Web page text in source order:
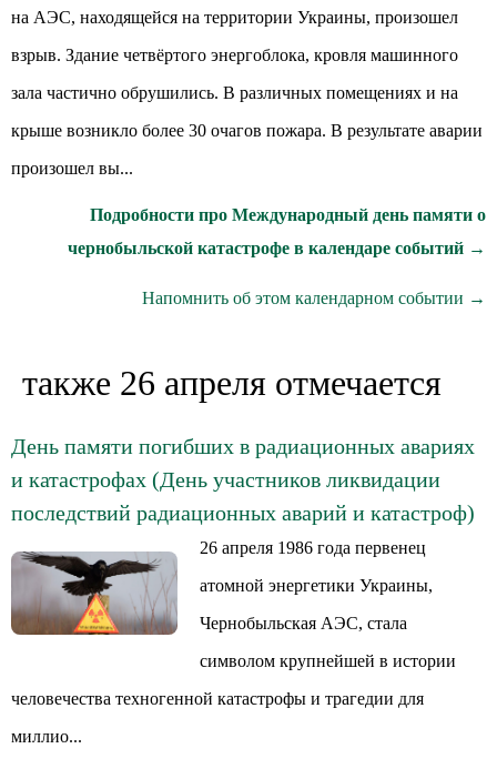
на АЭС, находящейся на территории Украины, произошел
взрыв. Здание четвёртого энергоблока, кровля машинного
зала частично обрушились. В различных помещениях и на
крыше возникло более 30 очагов пожара. В результате аварии
произошел вы...
Подробности про Международный день памяти о
чернобыльской катастрофе в календаре событий →
Напомнить об этом календарном событии →
также 26 апреля отмечается
День памяти погибших в радиационных авариях
и катастрофах (День участников ликвидации
последствий радиационных аварий и катастроф)
26 апреля 1986 года первенец
атомной энергетики Украины,
Чернобыльская АЭС, стала
символом крупнейшей в истории
человечества техногенной катастрофы и трагедии для
миллио...